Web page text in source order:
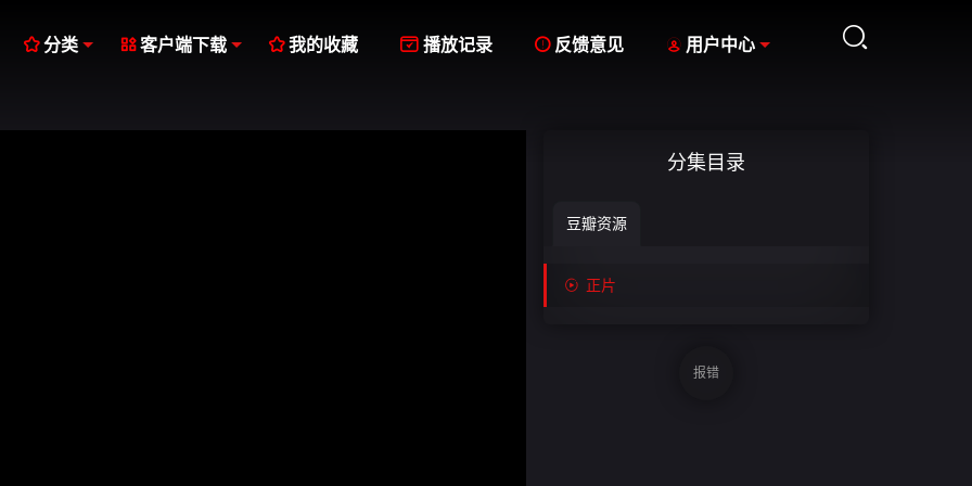

分类 客户端下载 我的收藏  播放记录  反馈意见  用户中心
分集目录
豆瓣资源
 正片
报错